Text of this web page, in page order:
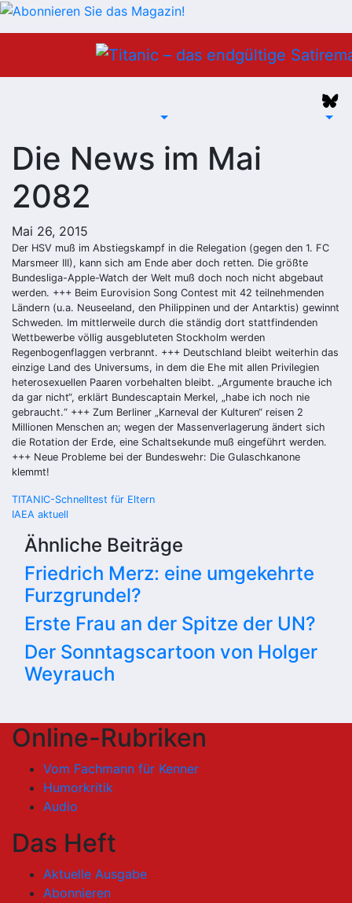
Die News im Mai
2082
Mai 26, 2015
Der HSV muß im Abstiegskampf in die Relegation (gegen den 1. FC
Marsmeer III), kann sich am Ende aber doch retten. Die größte
Bundesliga-Apple-Watch der Welt muß doch noch nicht abgebaut
werden. +++ Beim Eurovision Song Contest mit 42 teilnehmenden
Ländern (u.a. Neuseeland, den Philippinen und der Antarktis) gewinnt
Schweden. Im mittlerweile durch die ständig dort stattfindenden
Wettbewerbe völlig ausgebluteten Stockholm werden
Regenbogenflaggen verbrannt. +++ Deutschland bleibt weiterhin das
einzige Land des Universums, in dem die Ehe mit allen Privilegien
heterosexuellen Paaren vorbehalten bleibt. „Argumente brauche ich
da gar nicht“, erklärt Bundescaptain Merkel, „habe ich noch nie
gebraucht.“ +++ Zum Berliner „Karneval der Kulturen“ reisen 2
Millionen Menschen an; wegen der Massenverlagerung ändert sich
die Rotation der Erde, eine Schaltsekunde muß eingeführt werden.
+++ Neue Probleme bei der Bundeswehr: Die Gulaschkanone
klemmt!
Beitragsnavigation
TITANIC-Schnelltest für Eltern
IAEA aktuell
Ähnliche Beiträge
Friedrich Merz: eine umgekehrte
Furzgrundel?
Erste Frau an der Spitze der UN?
Der Sonntagscartoon von Holger
Weyrauch
Online-Rubriken
Vom Fachmann für Kenner
Humorkritik
Audio
Das Heft
Aktuelle Ausgabe
Abonnieren